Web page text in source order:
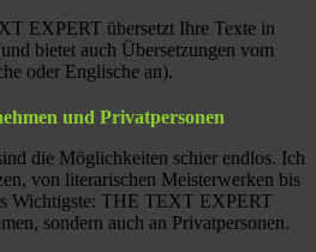
EXPERT übersetzt Ihre Texte in
bietet auch Übersetzungen vom
oder Englische an).
und Privatpersonen
die Möglichkeiten schier endlos. Ich
von literarischen Meisterwerken bis
Wichtigste: THE TEXT EXPERT
sondern auch an Privatpersonen.